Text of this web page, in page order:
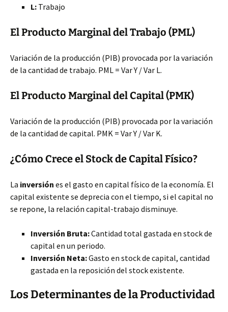
L: Trabajo
El Producto Marginal del Trabajo (PML)
Variación de la producción (PIB) provocada por la variación
de la cantidad de trabajo. PML = Var Y / Var L.
El Producto Marginal del Capital (PMK)
Variación de la producción (PIB) provocada por la variación
de la cantidad de capital. PMK = Var Y / Var K.
¿Cómo Crece el Stock de Capital Físico?
La inversión es el gasto en capital físico de la economía. El
capital existente se deprecia con el tiempo, si el capital no
se repone, la relación capital-trabajo disminuye.
Inversión Bruta:Cantidad total gastada en stock de
capital en un periodo.
Inversión Neta:Gasto en stock de capital, cantidad
gastada en la reposición del stock existente.
Los Determinantes de la Productividad